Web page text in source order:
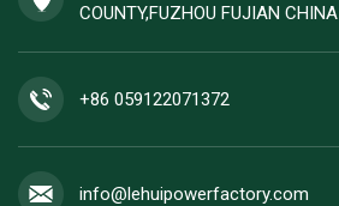
COUNTY,FUZHOU FUJIAN CHINA
+86 059122071372
info@lehuipowerfactory.com